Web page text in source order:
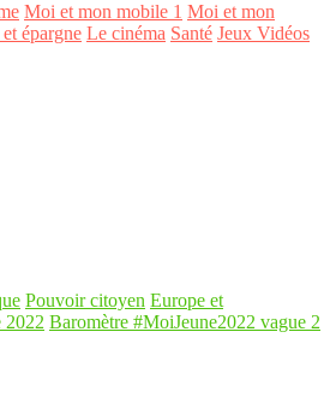
Moi et mon mobile 1 Moi et mon
épargne Le cinéma Santé Jeux Vidéos
Pouvoir citoyen Europe et
2022 Baromètre #MoiJeune2022 vague 2